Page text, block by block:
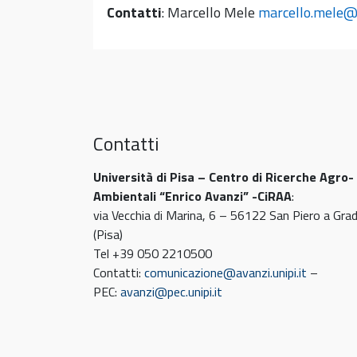
Contatti: Marcello Mele
Contatti
Università di Pisa – Centro di Ricerche Agro-
Ambientali “Enrico Avanzi” -CiRAA:
via Vecchia di Marina, 6 – 56122 San Piero a
(Pisa)
Tel +39 050 2210500
Contatti: comunicazione@avanzi.unipi.it –
PEC: avanzi@pec.unipi.it